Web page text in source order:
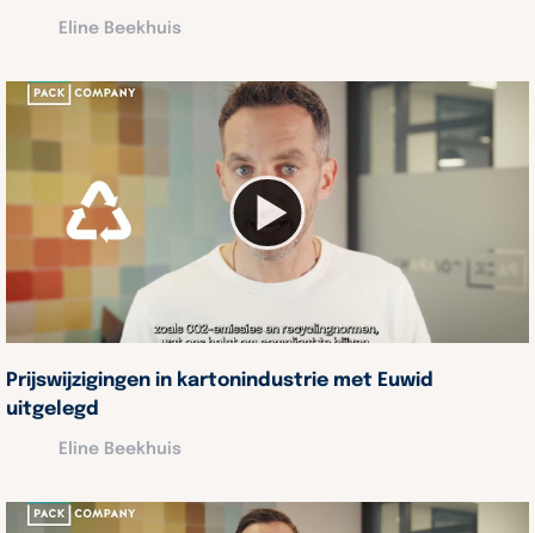
Eline Beekhuis
Prijswijzigingen in kartonindustrie met Euwid
uitgelegd
Eline Beekhuis